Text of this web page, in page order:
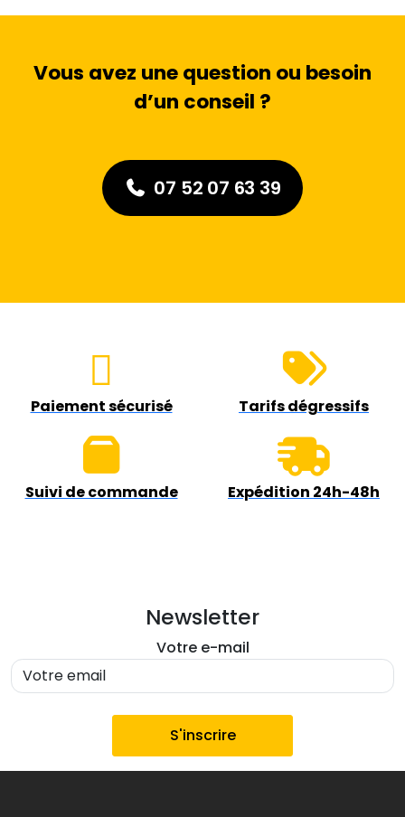
Vous avez une question ou besoin
d’un conseil ?
07 52 07 63 39
Paiement sécurisé Tarifs dégressifs
Suivi de commande Expédition 24h-48h
Newsletter
Votre e-mail